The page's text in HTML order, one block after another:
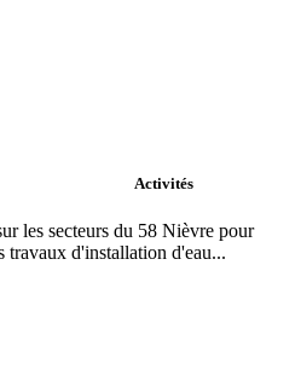
Activités
les secteurs du 58 Nièvre pour
travaux d'installation d'eau...